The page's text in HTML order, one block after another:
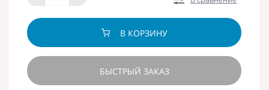
В КОРЗИНУ
БЫСТРЫЙ ЗАКАЗ